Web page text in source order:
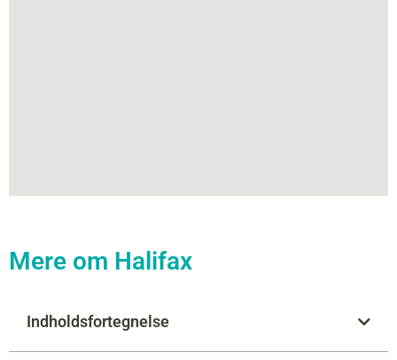
Mere om Halifax
Indholdsfortegnelse